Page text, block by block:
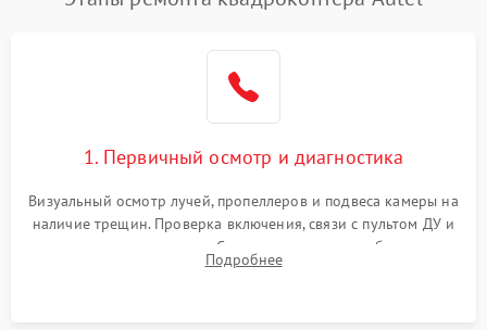
1. Первичный осмотр и диагностика
Визуальный осмотр лучей, пропеллеров и подвеса камеры на
наличие трещин. Проверка включения, связи с пультом ДУ и
передачи видеосигнала. Считывание логов ошибок через
полетное ПО для определения характера неисправности.
Подробнее